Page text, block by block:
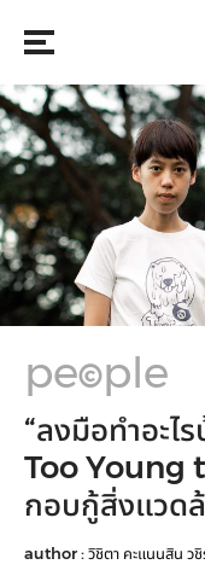
pe©ple
“ลงมือทำอะไ
Too Young
กอบกู้สิ่งแวด
author :วิชิตา คะแนนสิน ว